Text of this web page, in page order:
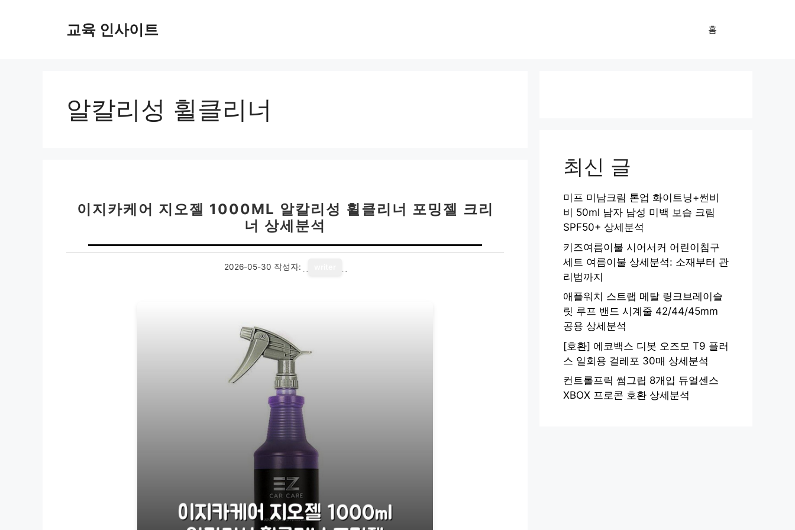
교육 인사이트 홈
알칼리성 휠클리너
이지카케어 지오젤 1000ML 알칼리성 휠클리너 포밍젤 크리
너 상세분석
2026-05-30 작성자:
최신 글
미프 미남크림 톤업 화이트닝+썬비
비 50ml 남자 남성 미백 보습 크림
SPF50+ 상세분석
키즈여름이불 시어서커 어린이침구
세트 여름이불 상세분석: 소재부터 관
리법까지
애플워치 스트랩 메탈 링크브레이슬
릿 루프 밴드 시계줄 42/44/45mm
공용 상세분석
[호환] 에코백스 디봇 오즈모 T9 플러
스 일회용 걸레포 30매 상세분석
컨트롤프릭 썸그립 8개입 듀얼센스
XBOX 프로콘 호환 상세분석